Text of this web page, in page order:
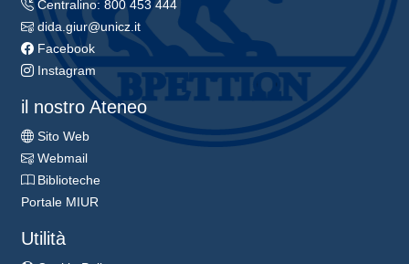
Centralino: 800 453 444
dida.giur@unicz.it
Facebook
Instagram
il nostro Ateneo
Sito Web
Webmail
Biblioteche
Portale MIUR
Utilità